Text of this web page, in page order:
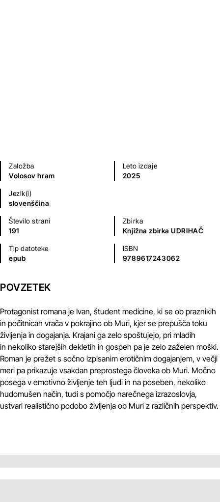
Založba
Volosov hram
Leto izdaje
2025
Jezik(i)
slovenščina
Število strani
191
Zbirka
Knjižna zbirka UDRIHAČ
Tip datoteke
epub
ISBN
9789617243062
POVZETEK
Protagonist romana je Ivan, študent medicine, ki se ob praznikih
in počitnicah vrača v pokrajino ob Muri, kjer se prepušča toku
življenja in dogajanja. Krajani ga zelo spoštujejo, pri mladih
in nekoliko starejših dekletih in gospeh pa je zelo zaželen moški.
Roman je prežet s sočno izpisanim erotičnim dogajanjem, v večji
meri pa prikazuje vsakdan preprostega človeka ob Muri. Močno
posega v emotivno življenje teh ljudi in na poseben, nekoliko
hudomušen način, tudi s pomočjo narečnega izrazoslovja,
ustvari realistično podobo življenja ob Muri z različnih perspektiv.